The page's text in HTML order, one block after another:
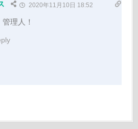
2020年11月10日 18:52
理人！